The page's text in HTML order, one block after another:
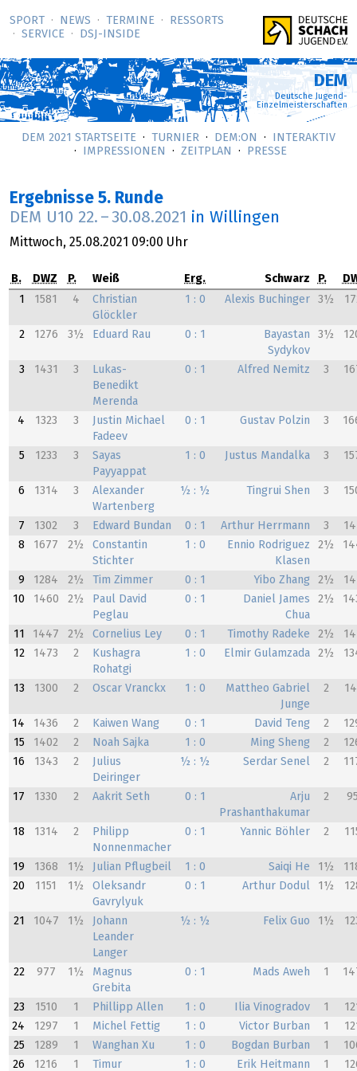
SPORT NEWS TERMINE
RESSORTS
SERVICE
DSJ-­INSIDE
DEM
Deutsche Jugend-
Einzelmeisterschaften
DEM 2021 STARTSEITE TURNIER DEM:ON
INTERAKTIV
IMPRESSIONEN
ZEITPLAN PRESSE
Ergebnisse 5. Runde
DEM U10 22. – 30.08.2021 in Willingen
Mittwoch, 25.08.2021 09:00 Uhr
B. DWZ P. Weiß Erg. Schwarz P.
1
1581 4
Christian
Glöckler
1 : 0 Alexis Buchinger 3½
2 1276 3½ Eduard Rau 0 : 1
Bayastan
Sydykov
3½
3 1431 3
Lukas-
Benedikt
Merenda
0 : 1 Alfred Nemitz 3
4 1323 3
Justin Michael
Fadeev
0 : 1 Gustav Polzin 3
5 1233 3
Sayas
Payyappat
1 : 0 Justus Mandalka 3
6 1314 3
Alexander
Wartenberg
½ : ½ Tingrui Shen 3
7 1302 3 Edward Bundan 0 : 1 Arthur Herrmann 3
8
1677 2½
Constantin
Stichter
1 : 0
Ennio Rodriguez
Klasen
2½
9 1284 2½ Tim Zimmer 0 : 1 Yibo Zhang 2½
10
1460 2½
Paul David
Peglau
0 : 1
Daniel James
Chua
2½
11 1447 2½ Cornelius Ley 0 : 1 Timothy Radeke 2½
12
1473 2
Kushagra
Rohatgi
1 : 0 Elmir Gulamzada 2½
13 1300 2 Oscar Vranckx 1 : 0
Mattheo Gabriel
Junge
2
14 1436 2 Kaiwen Wang 0 : 1 David Teng 2
15
1402 2 Noah Sajka 1 : 0 Ming Sheng 2
16
1343 2
Julius
Deiringer
½ : ½ Serdar Senel 2
17 1330 2 Aakrit Seth 0 : 1
Arju
Prashanthakumar
2
18 1314 2
Philipp
Nonnenmacher
0 : 1 Yannic Böhler 2
19 1368 1½ Julian Pflugbeil 1 : 0 Saiqi He 1½
20
1151 1½
Oleksandr
Gavrylyuk
0 : 1 Arthur Dodul 1½
21 1047 1½
Johann
Leander
Langer
½ : ½ Felix Guo 1½
22 977 1½
Magnus
Grebita
0 : 1 Mads Aweh 1
23 1510 1 Phillipp Allen 1 : 0 Ilia Vinogradov 1
24
1297 1 Michel Fettig 1 : 0 Victor Burban 1
25
1289 1 Wanghan Xu 1 : 0 Bogdan Burban 1
26
1216 1 Timur 1 : 0 Erik Heitmann 1